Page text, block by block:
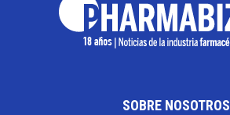
SOBRE NOSOTROS